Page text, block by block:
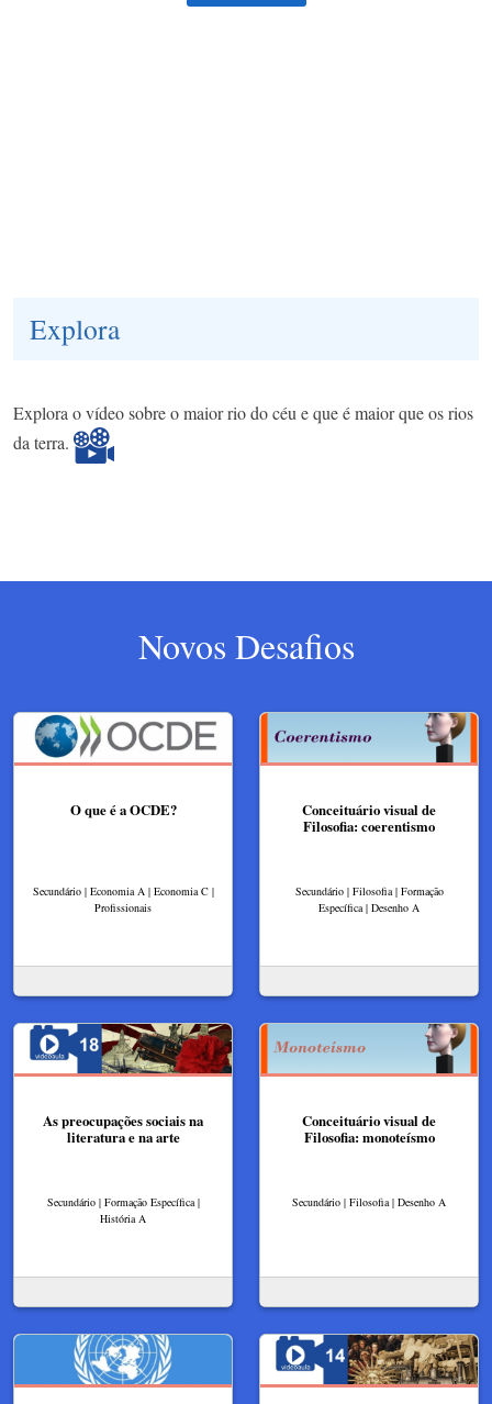
Explora
Explora o vídeo sobre o maior rio do céu e que é maior que os rios
da terra.
Novos Desafios
O que é a OCDE?
Secundário | Economia A | Economia C |
Profissionais
Conceituário visual de
Filosofia: coerentismo
Secundário | Filosofia | Formação
Específica | Desenho A
As preocupações sociais na
literatura e na arte
Secundário | Formação Específica |
História A
Conceituário visual de
Filosofia: monoteísmo
Secundário | Filosofia | Desenho A